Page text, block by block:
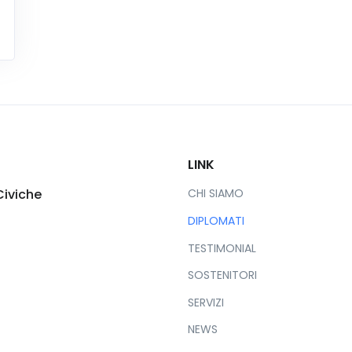
LINK
CHI SIAMO
DIPLOMATI
TESTIMONIAL
SOSTENITORI
SERVIZI
NEWS